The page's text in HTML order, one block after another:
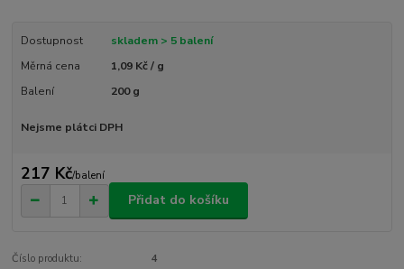
Dostupnost
skladem > 5 balení
Měrná cena
1,09 Kč / g
Balení
200 g
Nejsme plátci DPH
217 Kč/balení
Přidat do košíku
Číslo produktu: 4